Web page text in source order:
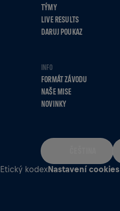
TÝMY
LIVE RESULTS
DARUJ POUKAZ
INFO
FORMÁT ZÁVODU
NAŠE MISE
NOVINKY
Etický kodexNastavení cookies